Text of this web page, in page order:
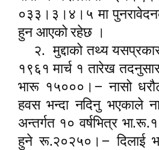
०३३।३।४।५ मा
हुन आएको रहेछ ।
२. मुद्दाको तथ्य
१९६१ मार्च १ तारेख
भारू १५०००। –नासो
हवस भन्दा नदिनु भएकाले
अन्तर्गत १० वर्षभित्र
हुने रू.२०२५०। –दिलाई